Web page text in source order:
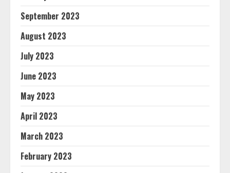
September 2023
August 2023
July 2023
June 2023
May 2023
April 2023
March 2023
February 2023